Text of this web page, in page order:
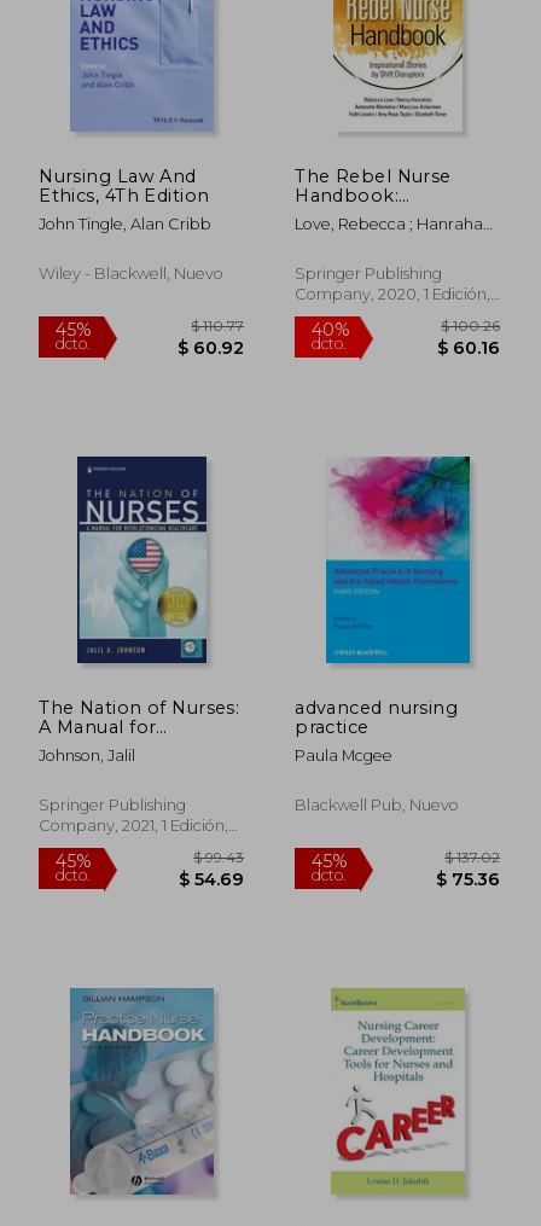
Nursing Law And
Ethics, 4Th Edition
John Tingle, Alan Cribb
Wiley - Blackwell, Nuevo
45%
The Rebel Nurse
Handbook:
Inspirational Stories
by Shift Disruptors
Love, Rebecca ; Hanrahan,
Lou
Springer Publishing
Company, 2020, 1 Edición,
Tapa Blanda, Nuevo
40%
dcto.
The Nation of Nurses:
A Manual for
Revolutionizing
Healthcare (en
Johnson, Jalil
Springer Publishing
Company, 2021, 1 Edición,
Tapa Blanda, Nuevo
45%
dcto. $ 54.69
advanced nursing
practice
Paula Mcgee
Blackwell Pub, Nuevo
45%
dcto.